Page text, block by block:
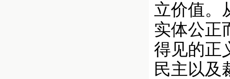
立价值。
实体公正
得见的正
民主以及